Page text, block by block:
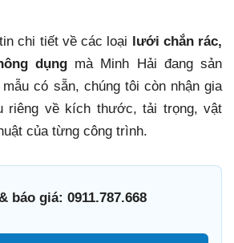
chi tiết về các loại lưới chắn rác,
dụngmà Minh Hải đang sản
có sẵn, chúng tôi còn nhận gia
riêng về kích thước, tải trọng, vật
của từng công trình.
báo giá: 0911.787.668